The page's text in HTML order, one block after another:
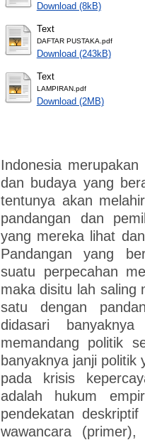
Download (8kB)
Text
DAFTAR PUSTAKA.pdf
Download (243kB)
Text
LAMPIRAN.pdf
Download (2MB)
Indonesia
dan budaya yang
tentunya akan
pandangan dan
yang mereka lihat
Pandangan yang
suatu perpecahan
maka disitu lah saling
satu dengan
didasari
memandang politik
banyaknya janji politik
pada krisis
adalah hukum
pendekatan
wawancara